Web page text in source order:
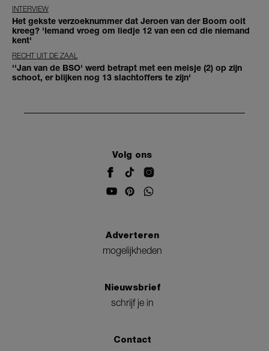
INTERVIEW
Het gekste verzoeknummer dat Jeroen van der Boom ooit
kreeg? 'Iemand vroeg om liedje 12 van een cd die niemand
kent'
RECHT UIT DE ZAAL
''Jan van de BSO' werd betrapt met een meisje (2) op zijn
schoot, er blijken nog 13 slachtoffers te zijn'
Volg ons
Adverteren
mogelijkheden
Nieuwsbrief
schrijf je in
Contact